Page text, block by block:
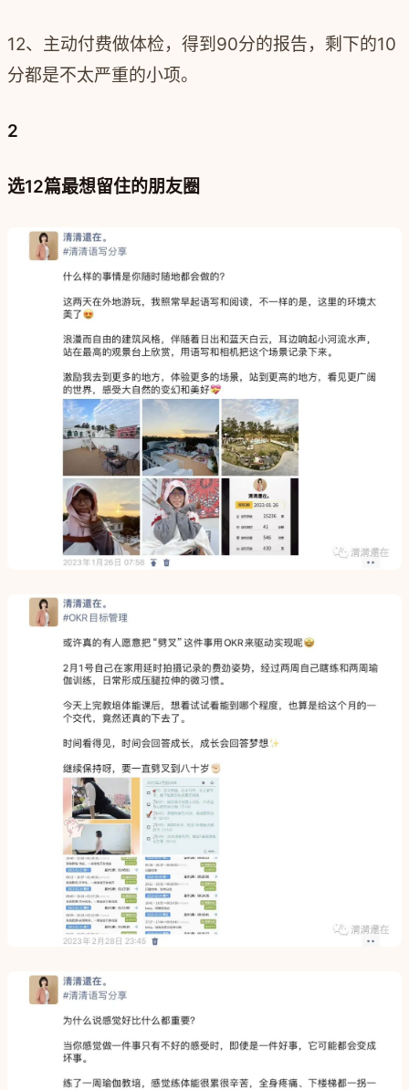
12、主动付费做体检，得到90分的报告，剩下的10
分都是不太严重的小项。
2
选12篇最想留住的朋友圈